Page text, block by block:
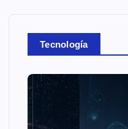
Tecnología